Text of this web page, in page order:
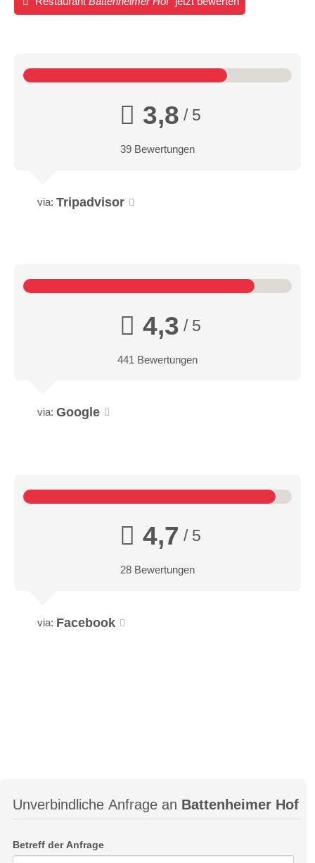
3,8 / 5
39 Bewertungen
via: Tripadvisor
4,3 / 5
441 Bewertungen
via: Google
4,7 / 5
28 Bewertungen
via: Facebook
Unverbindliche Anfrage an Battenheimer Hof
Betreff der Anfrage